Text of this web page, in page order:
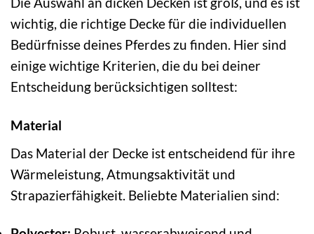
wichtig, die richtige Decke für die individuellen
Bedürfnisse deines Pferdes zu finden. Hier sind
einige wichtige Kriterien, die du bei deiner
Entscheidung berücksichtigen solltest:
Material
Das Material der Decke ist entscheidend für ihre
Wärmeleistung, Atmungsaktivität und
Strapazierfähigkeit. Beliebte Materialien sind: